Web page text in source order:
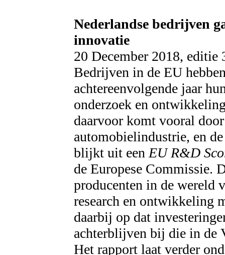
Nederlandse bedrijven
innovatie
20 December 2018, editie
Bedrijven in de EU
achtereenvolgende jaar
onderzoek en
daarvoor komt vooral
automobielindustrie, en
blijkt uit een EU R&D
de Europese Commissie.
producenten in de wereld
research en ontwikkeling
daarbij op dat
achterblijven bij die in de
Het rapport laat verder